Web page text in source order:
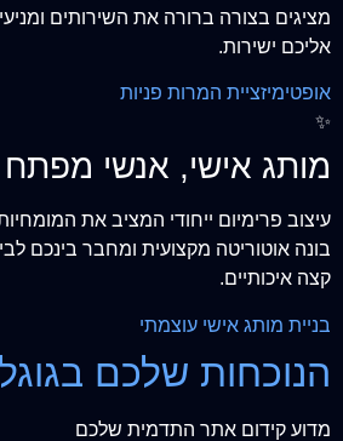
מציגים בצורה ברורה את השירותים
אליכם ישירות.
אופטימיזציית המרות פניות
✨
מותג אישי, אנשי מפתח
עיצוב פרימיום ייחודי המציב את
בונה אוטוריטה מקצועית ומחבר בינכם
קצה איכותיים.
בניית מותג אישי עוצמתי
הנוכחות שלכם בגוגל
מדוע קידום אתר התדמית שלכם